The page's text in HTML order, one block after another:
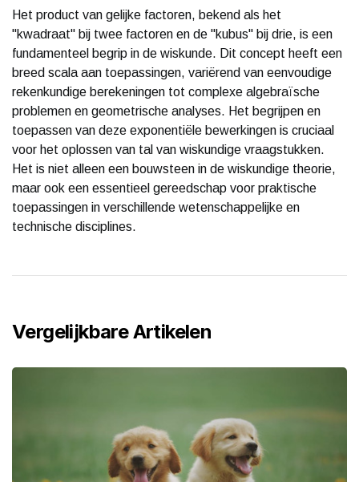
Het product van gelijke factoren, bekend als het
"kwadraat" bij twee factoren en de "kubus" bij drie, is een
fundamenteel begrip in de wiskunde. Dit concept heeft een
breed scala aan toepassingen, variërend van eenvoudige
rekenkundige berekeningen tot complexe algebraïsche
problemen en geometrische analyses. Het begrijpen en
toepassen van deze exponentiële bewerkingen is cruciaal
voor het oplossen van tal van wiskundige vraagstukken.
Het is niet alleen een bouwsteen in de wiskundige theorie,
maar ook een essentieel gereedschap voor praktische
toepassingen in verschillende wetenschappelijke en
technische disciplines.
Vergelijkbare Artikelen